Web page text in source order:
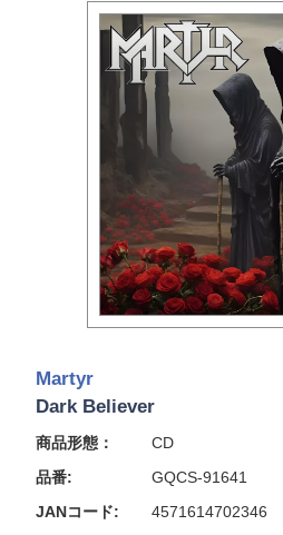
Martyr
Dark Believer
商品形態：
CD
品番:
GQCS-91641
JANコード:
4571614702346